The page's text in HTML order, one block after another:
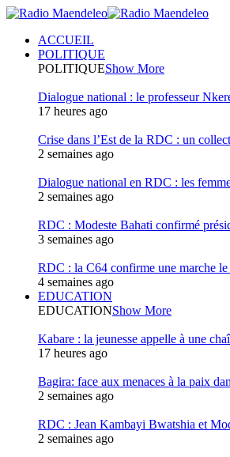
ACCUEIL
POLITIQUE
POLITIQUEShow More
Dialogue national : le professeur
17 heures ago
Crise dans l’Est de la RDC : un
2 semaines ago
Dialogue national en RDC : les
2 semaines ago
RDC : Modeste Bahati confirmé
3 semaines ago
RDC : la C64 confirme une marche
4 semaines ago
EDUCATION
EDUCATIONShow More
Kabare : la jeunesse appelle à une
17 heures ago
Bagira: face aux menaces à la paix
2 semaines ago
RDC : Jean Kambayi Bwatshia et
2 semaines ago